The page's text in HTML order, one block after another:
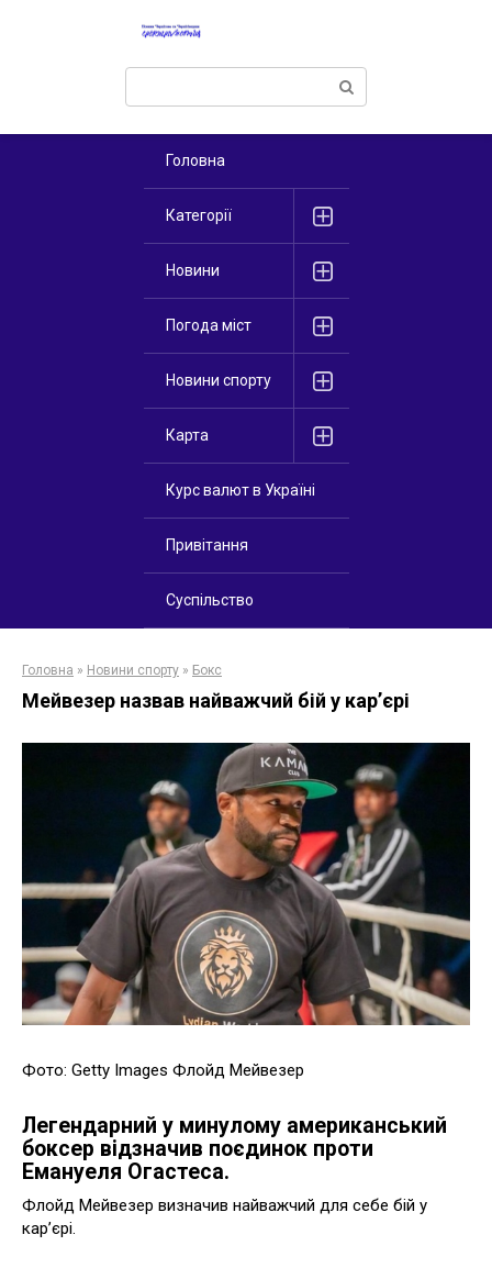
Поиск:
Головна
Категорії
Новини
Погода міст
Новини спорту
Карта
Курс валют в Україні
Привітання
Суспільство
Головна » Новини спорту » Бокс
Мейвезер назвав найважчий бій у кар’єрі
Фото: Getty Images Флойд Мейвезер
Легендарний у минулому американський
боксер відзначив поєдинок проти
Емануеля Огастеса.
Флойд Мейвезер визначив найважчий для себе бій у
кар’єрі.